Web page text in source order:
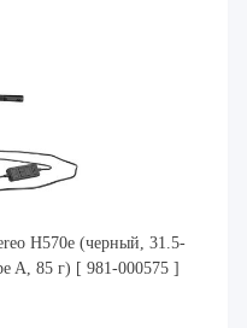
H570e (черный, 31.5-
A, 85 г) [ 981-000575 ]